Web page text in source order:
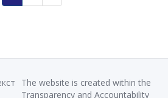
The website is created within the
Transparency and Accountability